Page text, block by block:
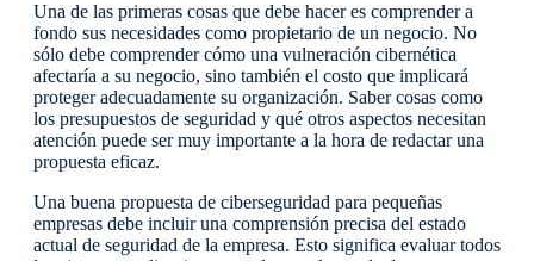
Una de las primeras cosas que debe hacer es comprender a
fondo sus necesidades como propietario de un negocio. No
sólo debe comprender cómo una vulneración cibernética
afectaría a su negocio, sino también el costo que implicará
proteger adecuadamente su organización. Saber cosas como
los presupuestos de seguridad y qué otros aspectos necesitan
atención puede ser muy importante a la hora de redactar una
propuesta eficaz.
Una buena propuesta de ciberseguridad para pequeñas
empresas debe incluir una comprensión precisa del estado
actual de seguridad de la empresa. Esto significa evaluar todos